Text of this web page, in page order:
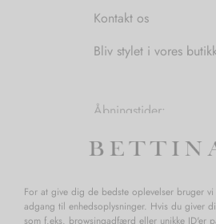
For at give dig de bedste oplevelser bruger
adgang til enhedsoplysninger. Hvis du giver
som f.eks. browsingadfærd eller unikke ID'er
Kontakt os
Bliv stylet i vores
Åbningstider:
Lørdag: 11.00-15.00